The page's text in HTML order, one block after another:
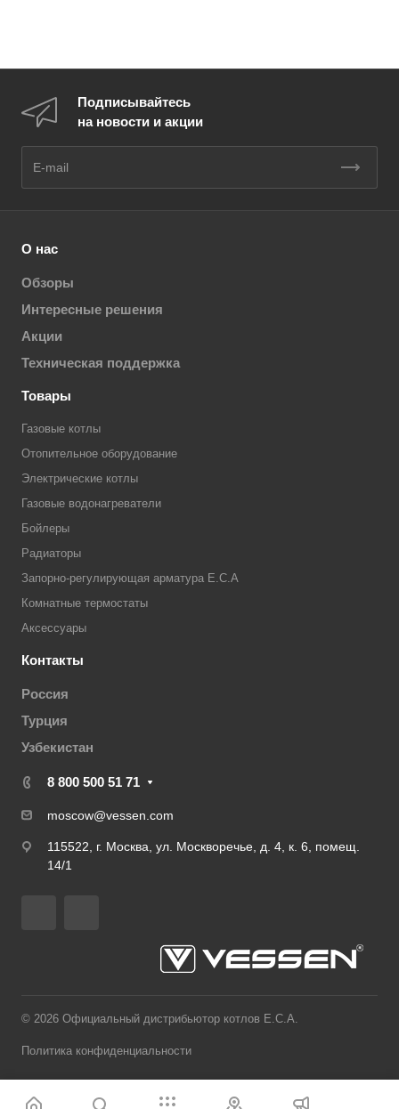
Подписывайтесь
на новости и акции
О нас
Обзоры
Интересные решения
Акции
Техническая поддержка
Товары
Газовые котлы
Отопительное оборудование
Электрические котлы
Газовые водонагреватели
Бойлеры
Радиаторы
Запорно-регулирующая арматура E.C.A
Комнатные термостаты
Аксессуары
Контакты
Россия
Турция
Узбекистан
8 800 500 51 71
moscow@vessen.com
115522, г. Москва, ул. Москворечье, д. 4, к. 6, помещ.
14/1
© 2026 Официальный дистрибьютор котлов E.C.A.
Политика конфиденциальности